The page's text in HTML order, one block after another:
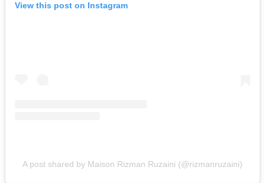
View this post on Instagram
A post shared by Maison Rizman Ruzaini (@rizmanruzaini)